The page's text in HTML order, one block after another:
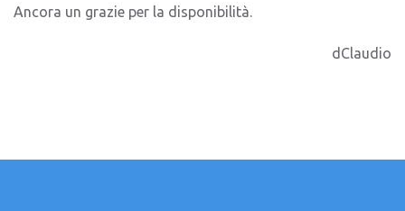
Ancora un grazie per la disponibilità.
dClaudio